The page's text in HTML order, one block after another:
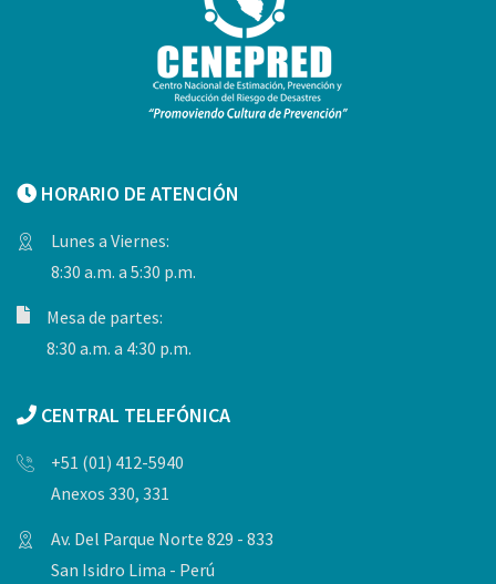
HORARIO DE ATENCIÓN
Lunes a Viernes:
8:30 a.m. a 5:30 p.m.
Mesa de partes:
8:30 a.m. a 4:30 p.m.
CENTRAL TELEFÓNICA
+51 (01) 412-5940
Anexos 330, 331
Av. Del Parque Norte 829 - 833
San Isidro Lima - Perú